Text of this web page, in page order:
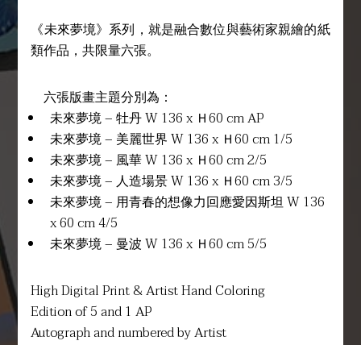
《未來夢境》系列，就是融合數位與藝術家親繪的紙
類作品，共限量六張。
六張版畫主題分別為：
未來夢境 – 牡丹 W 136 x Ｈ60 cm AP
未來夢境 – 美麗世界 W 136 x Ｈ60 cm 1/5
未來夢境 – 風華 W 136 x Ｈ60 cm 2/5
未來夢境 – 人造場景 W 136 x Ｈ60 cm 3/5
未來夢境 – 用青春的想像力回應愛因斯坦 W 136
x 60 cm 4/5
未來夢境 – 曼波 W 136 x Ｈ60 cm 5/5
High Digital Print & Artist Hand Coloring
Edition of 5 and 1 AP
Autograph and numbered by Artist